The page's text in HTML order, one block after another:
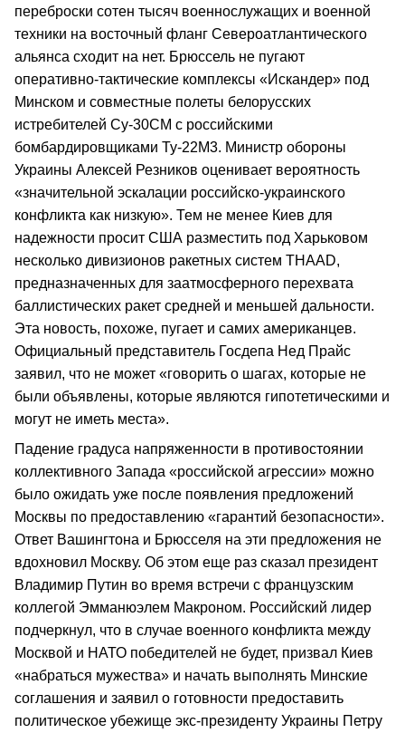
переброски сотен тысяч военнослужащих и военной
техники на восточный фланг Североатлантического
альянса сходит на нет. Брюссель не пугают
оперативно-тактические комплексы «Искандер» под
Минском и совместные полеты белорусских
истребителей Су-30СМ с российскими
бомбардировщиками Ту-22М3. Министр обороны
Украины Алексей Резников оценивает вероятность
«значительной эскалации российско-украинского
конфликта как низкую». Тем не менее Киев для
надежности просит США разместить под Харьковом
несколько дивизионов ракетных систем THAAD,
предназначенных для заатмосферного перехвата
баллистических ракет средней и меньшей дальности.
Эта новость, похоже, пугает и самих американцев.
Официальный представитель Госдепа Нед Прайс
заявил, что не может «говорить о шагах, которые не
были объявлены, которые являются гипотетическими и
могут не иметь места».
Падение градуса напряженности в противостоянии
коллективного Запада «российской агрессии» можно
было ожидать уже после появления предложений
Москвы по предоставлению «гарантий безопасности».
Ответ Вашингтона и Брюсселя на эти предложения не
вдохновил Москву. Об этом еще раз сказал президент
Владимир Путин во время встречи с французским
коллегой Эмманюэлем Макроном. Российский лидер
подчеркнул, что в случае военного конфликта между
Москвой и НАТО победителей не будет, призвал Киев
«набраться мужества» и начать выполнять Минские
соглашения и заявил о готовности предоставить
политическое убежище экс-президенту Украины Петру